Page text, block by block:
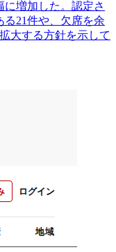
増加した。認定さ
21件や、欠席を余
大する方針を示して